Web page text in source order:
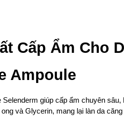
Cấp Ẩm Cho
Ampoule
Selenderm giúp cấp ẩm chuyên
và Glycerin, mang lại làn da